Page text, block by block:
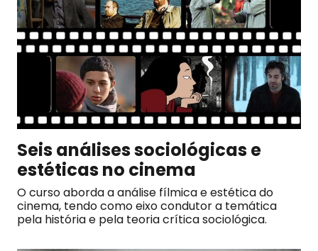
Seis análises sociológicas e
estéticas no cinema
O curso aborda a análise fílmica e estética do
cinema, tendo como eixo condutor a temática
pela história e pela teoria crítica sociológica.